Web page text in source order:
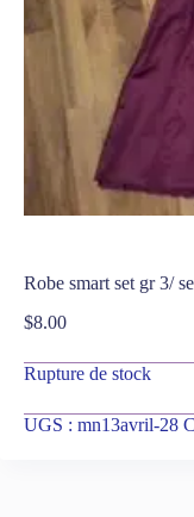
Robe smart set gr 3/
$8.00
Rupture de stock
UGS : mn13avril-28